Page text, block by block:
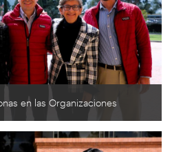
en las Organizaciones